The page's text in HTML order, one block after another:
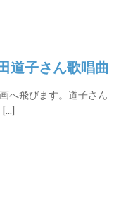
道子さん歌唱曲
へ飛びます。道子さん
[…]